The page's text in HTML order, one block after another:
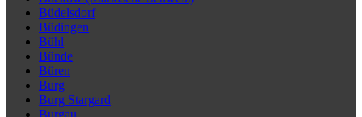
Büdelsdorf
Büdingen
Bühl
Bünde
Büren
Burg
Burg Stargard
Burgau